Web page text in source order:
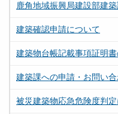
鹿角地域振興局建設部建
建築確認申請について
建築物台帳記載事項証明
建築課への申請・お問い
被災建築物応急危険度判